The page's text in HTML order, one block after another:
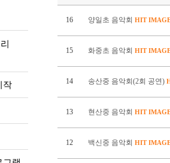
작
16 양일초 음악회 HIT
15 화중초 음악회 HIT
14 송산중 음악회(2회 공연)
13 현산중 음악회 HIT
12 백신중 음악회 HIT